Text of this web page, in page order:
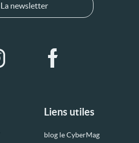
Liens utiles
blog le CyberMag
La newsletter